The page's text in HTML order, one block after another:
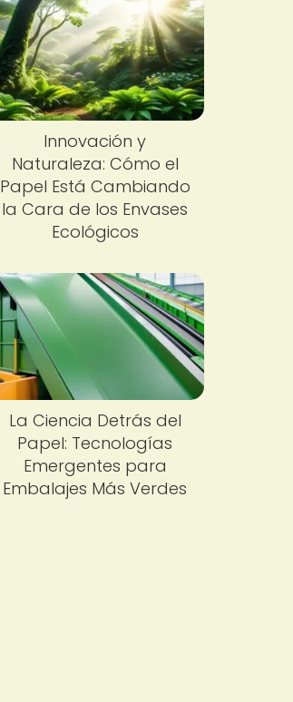
Innovación y
Naturaleza: Cómo el
Papel Está Cambiando
la Cara de los Envases
Ecológicos
La Ciencia Detrás del
Papel: Tecnologías
Emergentes para
Embalajes Más Verdes